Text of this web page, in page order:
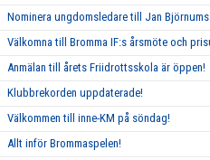
Nominera ungdomsledare till Jan
Välkomna till Bromma IF:s årsmöte och
Anmälan till årets Friidrottsskola är öppen!
Klubbrekorden uppdaterade!
Välkommen till inne-KM på söndag!
Allt inför Brommaspelen!